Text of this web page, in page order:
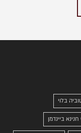
בלוי
ביינדמן